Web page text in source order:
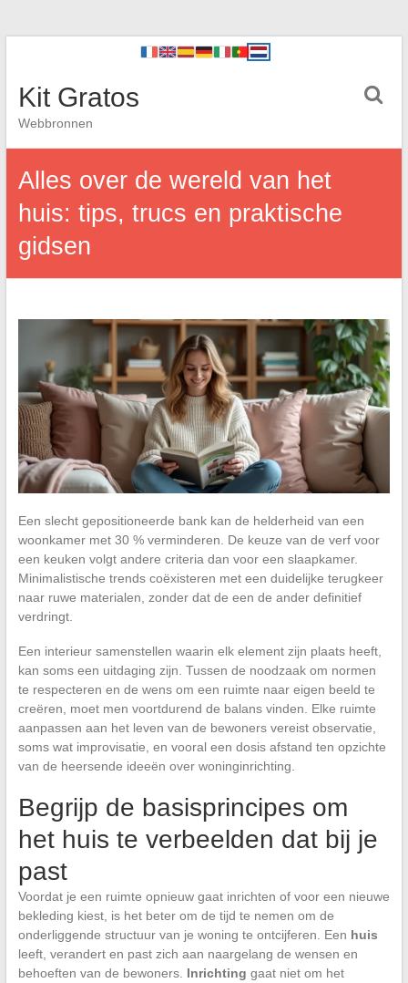
Kit Gratos
Webbronnen
Alles over de wereld van het
huis: tips, trucs en praktische
gidsen
Een slecht gepositioneerde bank kan de helderheid van een
woonkamer met 30 % verminderen. De keuze van de verf voor
een keuken volgt andere criteria dan voor een slaapkamer.
Minimalistische trends coëxisteren met een duidelijke terugkeer
naar ruwe materialen, zonder dat de een de ander definitief
verdringt.
Een interieur samenstellen waarin elk element zijn plaats heeft,
kan soms een uitdaging zijn. Tussen de noodzaak om normen
te respecteren en de wens om een ruimte naar eigen beeld te
creëren, moet men voortdurend de balans vinden. Elke ruimte
aanpassen aan het leven van de bewoners vereist observatie,
soms wat improvisatie, en vooral een dosis afstand ten opzichte
van de heersende ideeën over woninginrichting.
Begrijp de basisprincipes om
het huis te verbeelden dat bij je
past
Voordat je een ruimte opnieuw gaat inrichten of voor een nieuwe
bekleding kiest, is het beter om de tijd te nemen om de
onderliggende structuur van je woning te ontcijferen. Een huis
leeft, verandert en past zich aan naargelang de wensen en
behoeften van de bewoners. Inrichting gaat niet om het